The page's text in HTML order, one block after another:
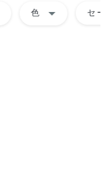
色 arrow_drop_down セ